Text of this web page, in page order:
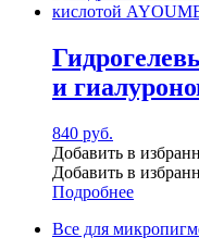
и
840 руб.
Добавить в
Добавить в
Подробнее
Все для